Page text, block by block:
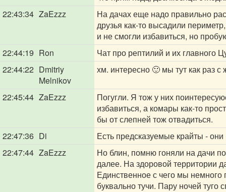
22:43:34 ZaEzzz
На дачах еще надо правильно
друзья как-то высадили
и не смогли избавиться, но
22:44:19 Ron
Чат про рептилий и их главного
22:44:22 Dmitriy
Melnikov
хм. интересно 🙂 мы тут как раз
22:45:44 ZaEzzz
Погугли. Я тож у них
избавиться, а комары как-то
бы от слепней тож отвадиться.
22:47:36 Di
Есть предсказуемые крайты -
22:47:44 ZaEzzz
Но блин, помню гоняли на дачи
далее. На здоровой территории
Единственное с чего мы
буквально тучи. Пару ночей туго